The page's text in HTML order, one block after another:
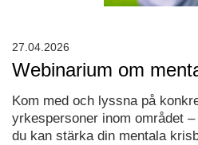
Webinarium om
Kom med och lyssna på
yrkespersoner inom området
du kan stärka din mentala
27.04.2026